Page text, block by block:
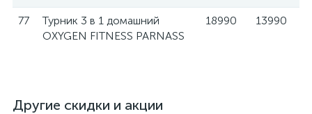
77
Турник 3 в 1 домашний
OXYGEN FITNESS PARNASS
18990 13990
Другие скидки и акции